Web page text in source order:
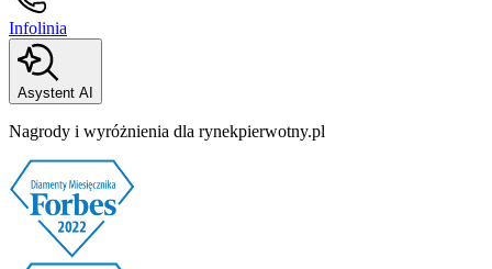
Infolinia
Asystent AI
Nagrody i wyróżnienia dla rynekpierwotny.pl